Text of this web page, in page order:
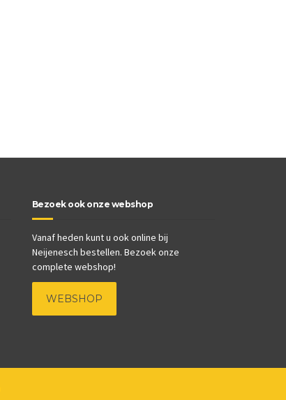
Bezoek ook onze webshop
Vanaf heden kunt u ook online bij
Neijenesch bestellen. Bezoek onze
complete webshop!
WEBSHOP